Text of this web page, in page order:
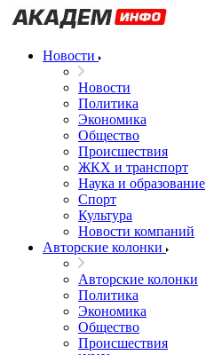
Новости
Новости
Политика
Экономика
Общество
Происшествия
ЖКХ и транспорт
Наука и образование
Спорт
Культура
Новости компаний
Авторские колонки
Авторские колонки
Политика
Экономика
Общество
Происшествия